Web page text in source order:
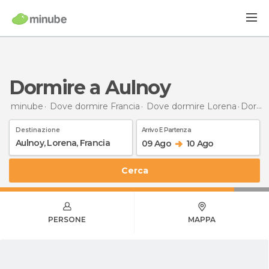
Dormire a Aulnoy
minube Dove dormire Francia Dove dormire Lorena Dormire
Destinazione Arrivo E Partenza
09 Ago 10 Ago
Cerca
PERSONE MAPPA